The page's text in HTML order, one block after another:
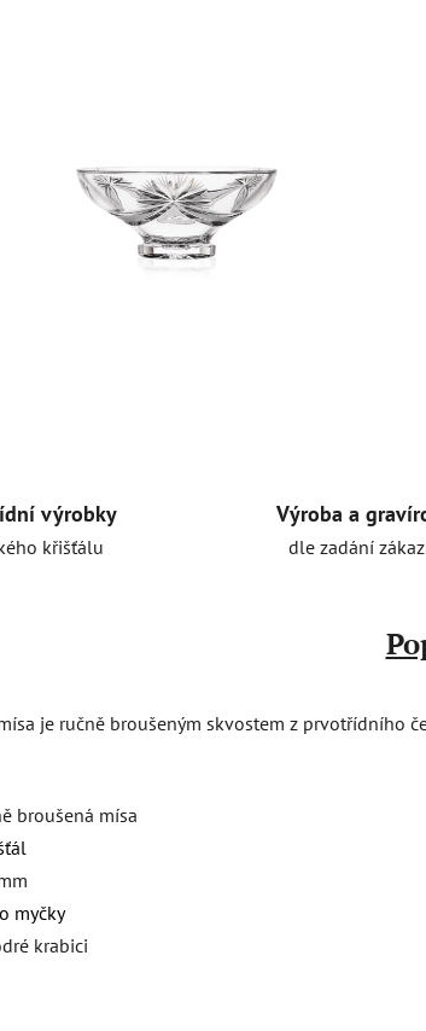
výrobky
křišťálu
Výroba a
dle zadání
je ručně broušeným skvostem z prvotřídního
broušená mísa
myčky
krabici